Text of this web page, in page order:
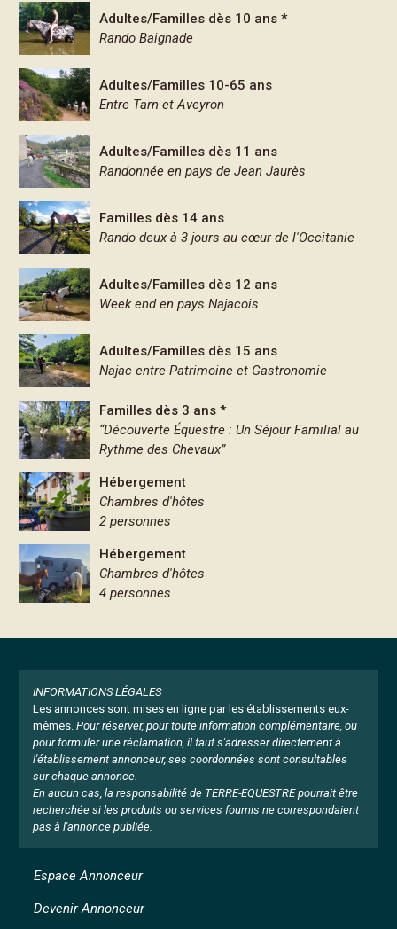
Adultes/Familles dès 10 ans *
Rando Baignade
Adultes/Familles 10-65 ans
Entre Tarn et Aveyron
Adultes/Familles dès 11 ans
Randonnée en pays de Jean Jaurès
Familles dès 14 ans
Rando deux à 3 jours au cœur de l'Occitanie
Adultes/Familles dès 12 ans
Week end en pays Najacois
Adultes/Familles dès 15 ans
Najac entre Patrimoine et Gastronomie
Familles dès 3 ans *
“Découverte Équestre : Un Séjour Familial au
Rythme des Chevaux”
Hébergement
Chambres d'hôtes
2 personnes
Hébergement
Chambres d'hôtes
4 personnes
INFORMATIONS LÉGALES
Les annonces sont mises en ligne par les établissements eux-
mêmes. Pour réserver, pour toute information complémentaire, ou
pour formuler une réclamation, il faut s'adresser directement à
l'établissement annonceur, ses coordonnées sont consultables
sur chaque annonce.
En aucun cas, la responsabilité de TERRE-EQUESTRE pourrait être
recherchée si les produits ou services fournis ne correspondaient
pas à l'annonce publiée.
Espace Annonceur
Devenir Annonceur